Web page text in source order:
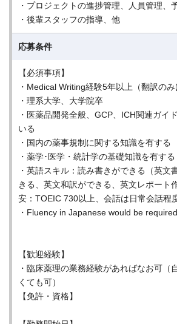
・プロジェクトの進捗管理、人員管理、
・後輩スタッフの指導、他
応募条件
【必須事項】
・Medical Writing経験5年以上（翻訳のみ
・理系大学、大学院卒
・医薬品開発全般、GCP、ICH関連ガイ
いる
・国内の薬事規制に関する知識を有する
・薬学･医学・統計学の基礎知識を有する
・英語スキル：読み書きができる（英文
きる、英文和訳ができる、英文レポート
安：TOEIC 730以上、会話は日常会話程
・Fluency in Japanese would be required
【歓迎経験】
・臨床薬理の業務経験があればなお可（
くても可）
【免許・資格】